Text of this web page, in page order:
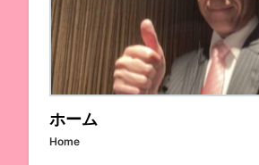
ホーム
Home